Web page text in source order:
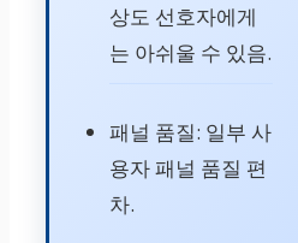
상도 선호자에게
는 아쉬울 수 있음.
패널 품질: 일부 사
용자 패널 품질 편
차.